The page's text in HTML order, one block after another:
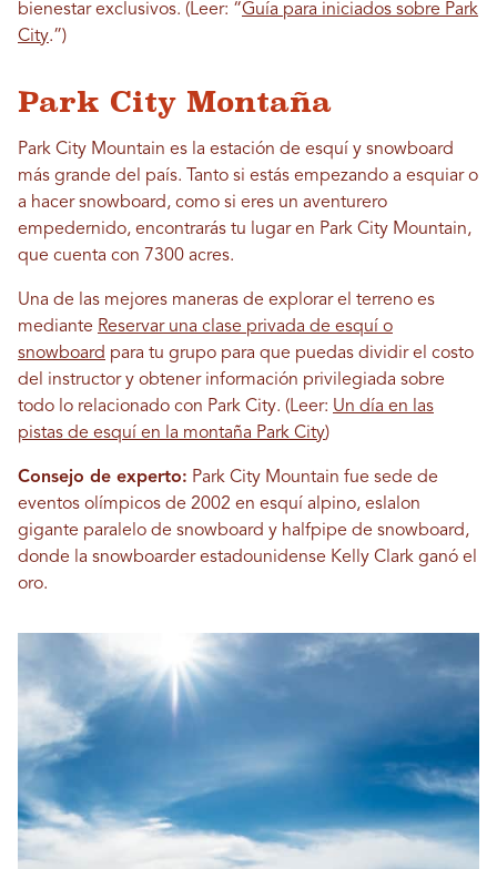
bienestar exclusivos. (Leer: “Guía para iniciados sobre Park
City.”)
Park City Montaña
Park City Mountain es la estación de esquí y snowboard
más grande del país. Tanto si estás empezando a esquiar o
a hacer snowboard, como si eres un aventurero
empedernido, encontrarás tu lugar en Park City Mountain,
que cuenta con 7300 acres.
Una de las mejores maneras de explorar el terreno es
mediante Reservar una clase privada de esquí o
snowboard para tu grupo para que puedas dividir el costo
del instructor y obtener información privilegiada sobre
todo lo relacionado con Park City. (Leer: Un día en las
pistas de esquí en la montaña Park City)
Consejo de experto: Park City Mountain fue sede de
eventos olímpicos de 2002 en esquí alpino, eslalon
gigante paralelo de snowboard y halfpipe de snowboard,
donde la snowboarder estadounidense Kelly Clark ganó el
oro.